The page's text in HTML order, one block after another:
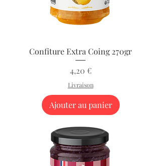
Confiture Extra Coing 270gr
Prix
4,20 €
Livraison
Ajouter au panier